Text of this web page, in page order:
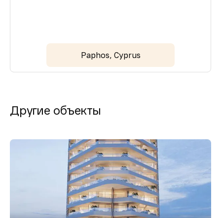
Paphos, Cyprus
Другие объекты